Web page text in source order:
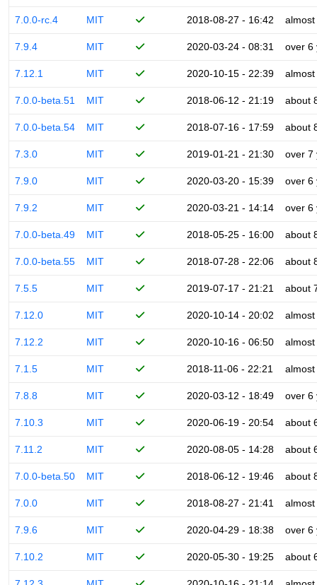
7.0.0-rc.4 MIT 2018-08-27 - 16:42
7.9.4 MIT 2020-03-24 - 08:31 over 6
7.12.1 MIT 2020-10-15 - 22:39
7.0.0-beta.51 MIT 2018-06-12 - 21:19 about
7.0.0-beta.54 MIT 2018-07-16 - 17:59 about
7.3.0 MIT 2019-01-21 - 21:30 over 7
7.9.0 MIT 2020-03-20 - 15:39 over 6
7.9.2 MIT 2020-03-21 - 14:14 over 6
7.0.0-beta.49 MIT 2018-05-25 - 16:00 about
7.0.0-beta.55 MIT 2018-07-28 - 22:06 about
7.5.5 MIT 2019-07-17 - 21:21 about
7.12.0 MIT 2020-10-14 - 20:02
7.12.2 MIT 2020-10-16 - 06:50
7.1.5 MIT 2018-11-06 - 22:21
7.8.8 MIT 2020-03-12 - 18:49 over 6
7.10.3 MIT 2020-06-19 - 20:54 about
7.11.2 MIT 2020-08-05 - 14:28 about
7.0.0-beta.50 MIT 2018-06-12 - 19:46 about
7.0.0 MIT 2018-08-27 - 21:41
7.9.6 MIT 2020-04-29 - 18:38 over 6
7.10.2 MIT 2020-05-30 - 19:25 about